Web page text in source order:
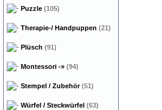
Puzzle (105)
Therapie-/ Handpuppen (21)
Plüsch (91)
Montessori -» (94)
Stempel / Zubehör(51)
Würfel / Steckwürfel (63)